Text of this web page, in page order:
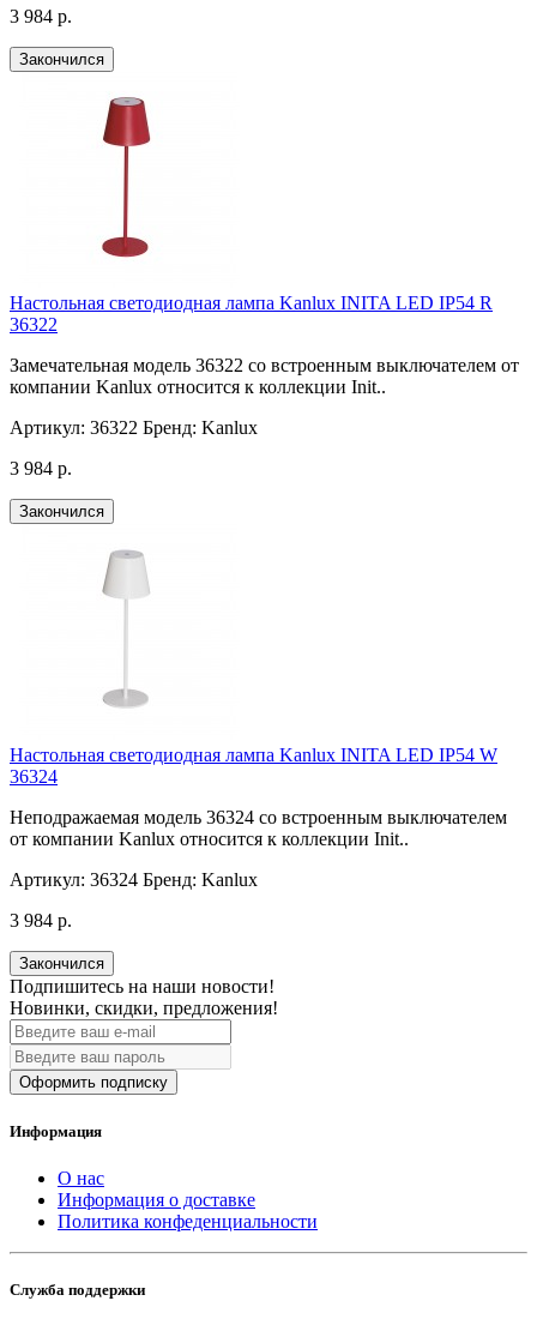
3 984 р.
Закончился
Настольная светодиодная лампа Kanlux INITA LED IP54 R
36322
Замечательная модель 36322 со встроенным выключателем от
компании Kanlux относится к коллекции Init..
Артикул: 36322 Бренд: Kanlux
3 984 р.
Закончился
Настольная светодиодная лампа Kanlux INITA LED IP54 W
36324
Неподражаемая модель 36324 со встроенным выключателем
от компании Kanlux относится к коллекции Init..
Артикул: 36324 Бренд: Kanlux
3 984 р.
Закончился
Подпишитесь на наши новости!
Новинки, скидки, предложения!
Оформить подписку
Информация
О нас
Информация о доставке
Политика конфеденциальности
Служба поддержки